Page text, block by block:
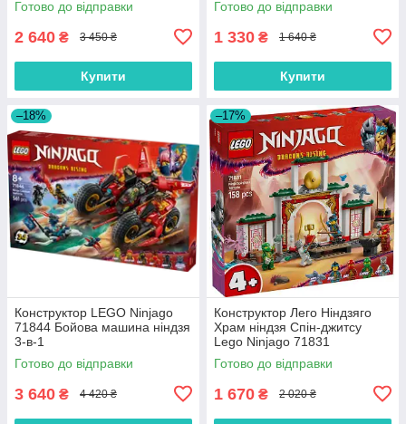
Готово до відправки
2 640 ₴ 3 450 ₴
Купити
Готово до відправки
1 330 ₴ 1 640 ₴
Купити
–18%
Конструктор LEGO Ninjago
71844 Бойова машина ніндзя
3-в-1
Готово до відправки
3 640 ₴ 4 420 ₴
–17%
Конструктор Лего Ніндзяго
Храм ніндзя Спін-джитсу
Lego Ninjago 71831
Готово до відправки
1 670 ₴ 2 020 ₴